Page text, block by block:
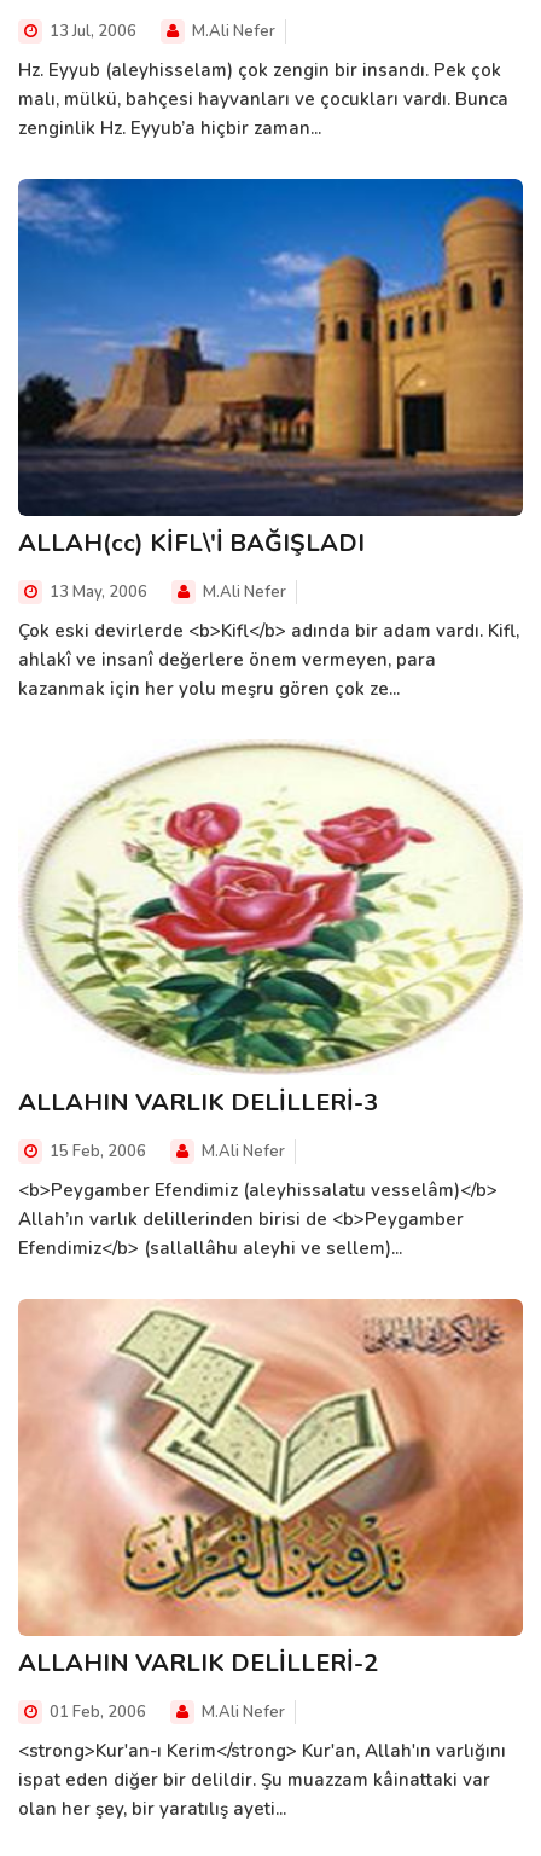
13 Jul, 2006 M.Ali Nefer
Hz. Eyyub (aleyhisselam) çok zengin bir insandı. Pek çok
malı, mülkü, bahçesi hayvanları ve çocukları vardı. Bunca
zenginlik Hz. Eyyub’a hiçbir zaman...
ALLAH(cc) KİFL\'İ BAĞIŞLADI
13 May, 2006 M.Ali Nefer
Çok eski devirlerde <b>Kifl</b> adında bir adam vardı. Kifl,
ahlakî ve insanî değerlere önem vermeyen, para
kazanmak için her yolu meşru gören çok ze...
ALLAHIN VARLIK DELİLLERİ-3
15 Feb, 2006 M.Ali Nefer
<b>Peygamber Efendimiz (aleyhissalatu vesselâm)</b>
Allah’ın varlık delillerinden birisi de <b>Peygamber
Efendimiz</b> (sallallâhu aleyhi ve sellem)...
ALLAHIN VARLIK DELİLLERİ-2
01 Feb, 2006 M.Ali Nefer
<strong>Kur'an-ı Kerim</strong> Kur'an, Allah'ın varlığını
ispat eden diğer bir delildir. Şu muazzam kâinattaki var
olan her şey, bir yaratılış ayeti...